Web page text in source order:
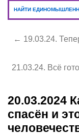
НАЙТИ
← 19.03.24.
21.03.24. Всё
20.03.2024
спасён и